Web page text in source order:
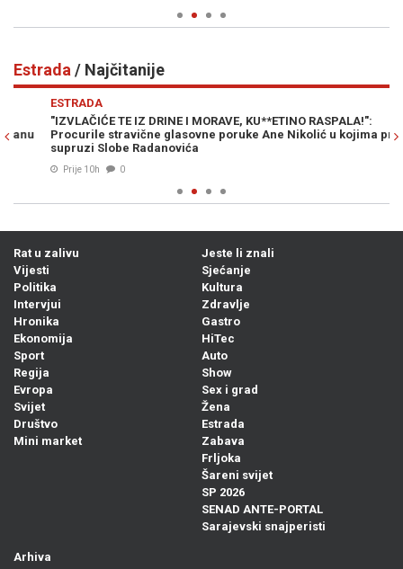
Estrada / Najčitanije
ESTRADA
"IZVLAČIĆE TE IZ DRINE I MORAVE, KU**ETINO RASPALA!":
Procurile stravične glasovne poruke Ane Nikolić u kojima prijeti
supruzi Slobe Radanovića
Prije 10h 0
Rat u zalivu
Vijesti
Politika
Intervjui
Hronika
Ekonomija
Sport
Regija
Evropa
Svijet
Društvo
Mini market
Jeste li znali
Sjećanje
Kultura
Zdravlje
Gastro
HiTec
Auto
Show
Sex i grad
Žena
Estrada
Zabava
Frljoka
Šareni svijet
SP 2026
SENAD ANTE-PORTAL
Sarajevski snajperisti
Arhiva